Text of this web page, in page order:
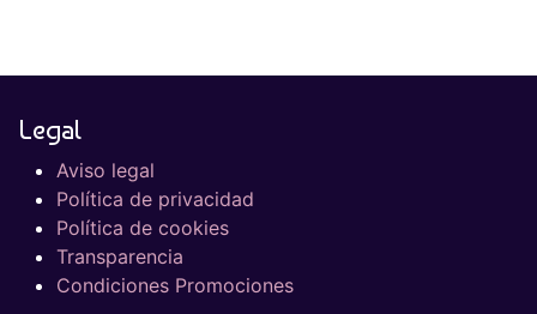
Legal
Aviso legal
Política de privacidad
Política de cookies
Transparencia
Condiciones Promociones